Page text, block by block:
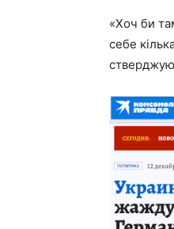
«Хоч би
себе